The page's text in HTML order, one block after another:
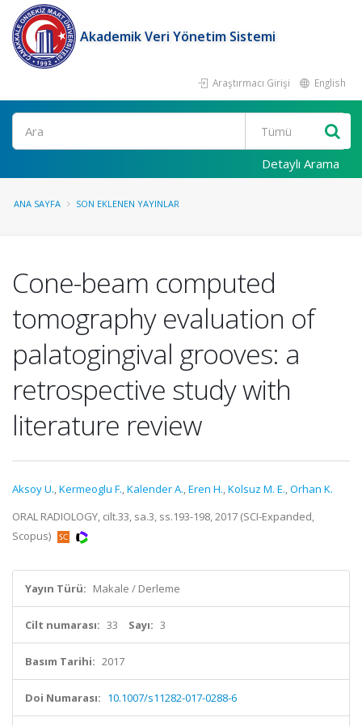
Akademik Veri Yönetim Sistemi
Araştırmacı Girişi English
Ara
Detaylı Arama
ANA SAYFA SON EKLENEN YAYINLAR
Cone-beam computed
tomography evaluation of
palatogingival grooves: a
retrospective study with
literature review
Aksoy U.,Kermeoglu F.,Kalender A.,Eren H.,Kolsuz M. E.,Orhan K.
ORAL RADIOLOGY, cilt.33, sa.3, ss.193-198, 2017 (SCI-Expanded,
Scopus)
Yayın Türü: Makale / Derleme
Cilt numarası: 33 Sayı: 3
Basım Tarihi: 2017
Doi Numarası: 10.1007/s11282-017-0288-6